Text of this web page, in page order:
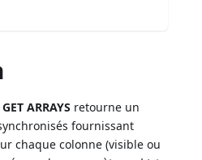
ARRAYS retourne un
fournissant
chaque colonne (visible ou